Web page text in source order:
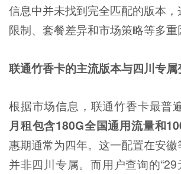
信息中并未找到完全匹配的版本
限制、套餐差异和市场策略等多重
联通竹香卡的主流版本与四川专属
根据市场信息，联通竹香卡最普
月租包含180G全国通用流量和
惠期通常为四年。这一配置在安徽
并非四川专属。而用户查询的“29